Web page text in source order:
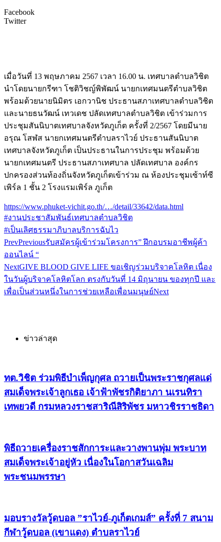
Facebook
Twitter
เมื่อวันที่ 13 พฤษภาคม 2567 เวลา 16.00 น. เทศบาลตำบลวิชิต
นำโดยนายกรีฑา โชติวิชญ์พิพัฒน์ นายกเทศมนตรีตำบลวิชิต
พร้อมด้วยนายนิมิตร เอกวานิช ประธานสภาเทศบาลตำบลวิชิต
และนายธนวัฒน์ เทวเดช ปลัดเทศบาลตำบลวิชิต เข้าร่วมการ
ประชุมสันนิบาตเทศบาลจังหวัดภูเก็ต ครั้งที่ 2/2567 โดยมีนาย
อรุณ โสฬส นายกเทศมนตรีตำบลราไวย์ ประธานสันนิบาต
เทศบาลจังหวัดภูเก็ต เป็นประธานในการประชุม พร้อมด้วย
นายกเทศมนตรี ประธานสภาเทศบาล ปลัดเทศบาล องค์กร
ปกครองส่วนท้องถิ่นจังหวัดภูเก็ตเข้าร่วม ณ ห้องประชุมเซ้าท์ซี
เพิร์ล 1 ชั้น 2 โรงแรมเพิร์ล ภูเก็ต
https://www.phuket-vichit.go.th/…/detail/33642/data.html
#งานประชาสัมพันธ์เทศบาลตำบลวิชิต
#เป็นเลิศธรรมาภิบาลบริการฉับไว
PrevPreviousรับสมัครผู้เข้าร่วมโครงการ” ฝึกอบรมอาชีพผู้ค้า
ออนไลน์ “
NextGIVE BLOOD GIVE LIFE ขอเชิญร่วมบริจาคโลหิต เนื่อง
ในวันผู้บริจาคโลหิตโลก ตรงกับวันที่ 14 มิถุนายน ของทุกปี และ
เพื่อเป็นส่วนหนึ่งในการช่วยเหลือเพื่อนมนุษย์Next
ข่าวล่าสุด
ทต.วิชิต ร่วมพิธีบำเพ็ญกุศล ถวายเป็นพระราชกุศลแด่
สมเด็จพระเจ้าลูกเธอ เจ้าฟ้าพัชรกิติยาภา นเรนทิรา
เทพยวดี กรมหลวงราชสาริณีสิริพัชร มหาวชิรราชธิดา
พิธีถวายเครื่องราชสักการะและวางพานพุ่ม พระบาท
สมเด็จพระเจ้าอยู่หัว เนื่องในโอกาสวันเฉลิม
พระชนมพรรษา
มอบรางวัลวู้ดบอล ”ราไวย์-ภูเก็ตเกมส์” ครั้งที่ 7 สนาม
กีฬาวู้ดบอล (เขาแดง) ตำบลราไวย์